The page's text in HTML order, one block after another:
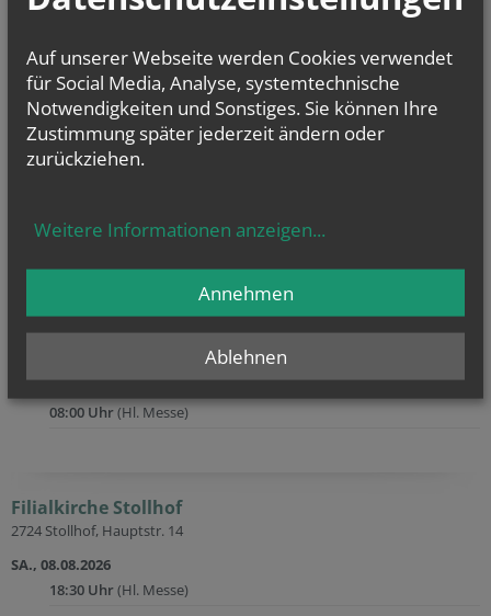
MO., 10.08.2026
SA., 15.08.2026
08:00 Uhr
(Hl. Messe)
SO., 16.08.2026
08:30 Uhr(Rosenkranz)
08:30 Uhr(Beichte)
MO., 17.08.2026
08:00 Uhr(Hl. Messe)
Filialkirche Stollhof
2724 Stollhof, Hauptstr. 14
SA., 08.08.2026
18:30 Uhr(Hl. Messe)
Auf unserer Webseite werden Cookies verwendet
für Social Media, Analyse, systemtechnische
Notwendigkeiten und Sonstiges. Sie können Ihre
Zustimmung später jederzeit ändern oder
zurückziehen.
Weitere Informationen anzeigen...
Ablehnen
Annehmen